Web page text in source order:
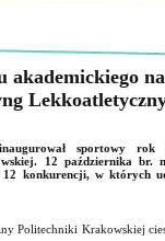
akademickiego
sportowy rok
12 października br.
konkurencji, w których
Politechniki Krakowskiej